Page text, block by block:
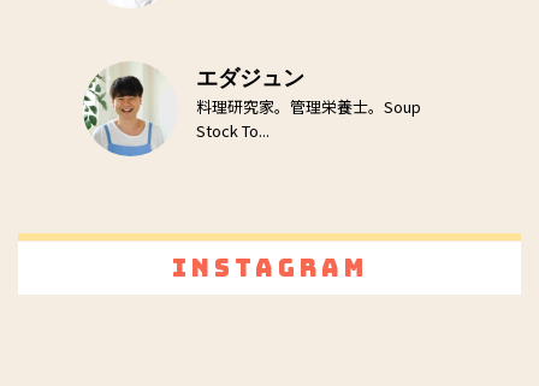
エダジュン
料理研究家。管理栄養士。Soup
Stock To...
Instagram